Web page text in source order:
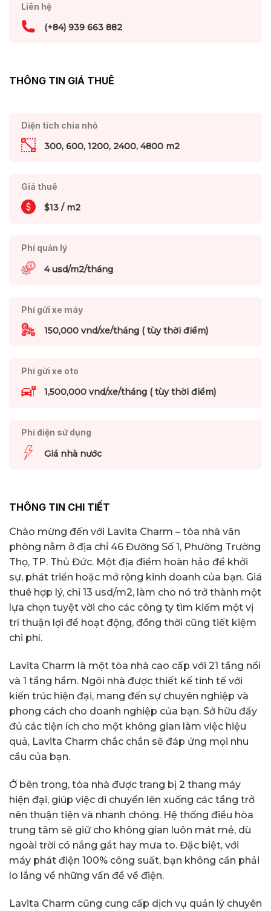
Liên hệ
(+84) 939 663 882
THÔNG TIN GIÁ THUÊ
Diện tích chia nhỏ
300, 600, 1200, 2400, 4800 m2
Giá thuê
$13 / m2
Phí quản lý
4 usd/m2/tháng
Phí gửi xe máy
150,000 vnd/xe/tháng ( tùy thời điểm)
Phí gửi xe oto
1,500,000 vnd/xe/tháng ( tùy thời điểm)
Phí điện sử dụng
Giá nhà nước
THÔNG TIN CHI TIẾT
Chào mừng đến với Lavita Charm – tòa nhà văn
phòng nằm ở địa chỉ 46 Đường Số 1, Phường Trường
Thọ, TP. Thủ Đức. Một địa điểm hoàn hảo để khởi
sự, phát triển hoặc mở rộng kinh doanh của bạn. Giá
thuê hợp lý, chỉ 13 usd/m2, làm cho nó trở thành một
lựa chọn tuyệt vời cho các công ty tìm kiếm một vị
trí thuận lợi để hoạt động, đồng thời cũng tiết kiệm
chi phí.
Lavita Charm là một tòa nhà cao cấp với 21 tầng nổi
và 1 tầng hầm. Ngôi nhà được thiết kế tinh tế với
kiến trúc hiện đại, mang đến sự chuyên nghiệp và
phong cách cho doanh nghiệp của bạn. Sở hữu đầy
đủ các tiện ích cho một không gian làm việc hiệu
quả, Lavita Charm chắc chắn sẽ đáp ứng mọi nhu
cầu của bạn.
Ở bên trong, tòa nhà được trang bị 2 thang máy
hiện đại, giúp việc di chuyển lên xuống các tầng trở
nên thuận tiện và nhanh chóng. Hệ thống điều hòa
trung tâm sẽ giữ cho không gian luôn mát mẻ, dù
ngoài trời có nắng gắt hay mưa to. Đặc biệt, với
máy phát điện 100% công suất, bạn không cần phải
lo lắng về những vấn đề về điện.
Lavita Charm cũng cung cấp dịch vụ quản lý chuyên